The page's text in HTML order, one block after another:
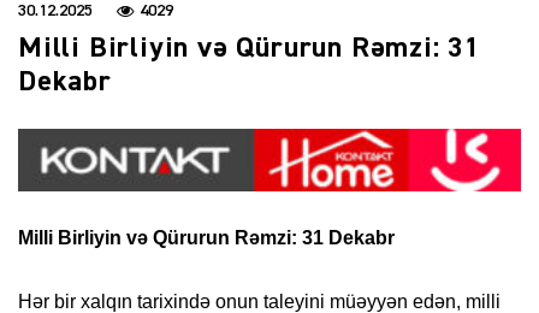
30.12.2025 4029
Milli Birliyin və Qürurun Rəmzi: 31
Dekabr
Milli Birliyin və Qürurun Rəmzi: 31 Dekabr
Hər bir xalqın tarixində onun taleyini müəyyən edən, milli